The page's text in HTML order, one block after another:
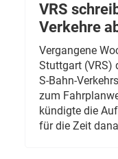
VRS
Verkehre
Vergangene
Stuttgart (VRS)
S-Bahn-
zum
kündigte die
für die Zeit